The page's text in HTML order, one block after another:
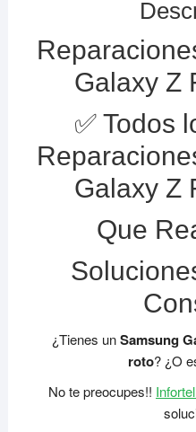
Galaxy Z
✅ Todos
Galaxy Z
Que
¿Tienes unSamsung
roto? ¿O
No te preocupes!!